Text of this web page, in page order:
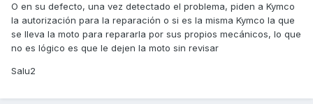
Si después de hacer todas esas operaciones está todo bien
se tiene que llamar a fábrica para que esta dé las
O en su defecto, una vez detectado el problema, piden a Kymco
la autorización para la reparación o si es la misma Kymco la que
se lleva la moto para repararla por sus propios mecánicos, lo que
no es lógico es que le dejen la moto sin revisar
Salu2